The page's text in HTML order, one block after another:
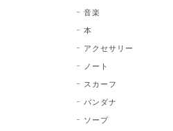
音楽
本
アクセサリー
ノート
スカーフ
バンダナ
ソープ